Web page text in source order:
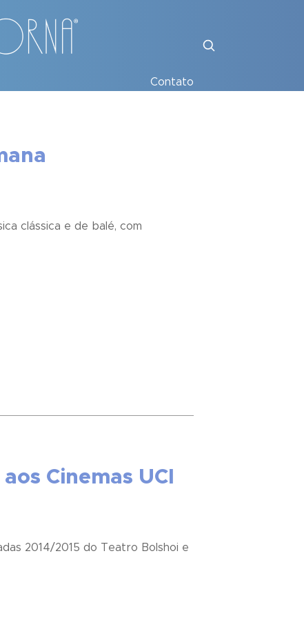
Contato
clássica e de balé, com
Cinemas UCI
2014/2015 do Teatro Bolshoi e